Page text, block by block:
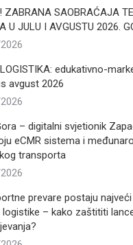
ZABRANA SAOBRAĆAJA
U JULU I AVGUSTU 2026.
edukativno-
avgust 2026
– digitalni svjetionik
eCMR sistema i
transporta
prevare postaju
– kako zaštititi